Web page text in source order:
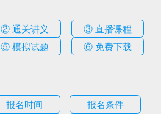
② 通关讲义
③ 直播课程
⑤ 模拟试题 ⑥ 免费下载
报名时间
报名条件